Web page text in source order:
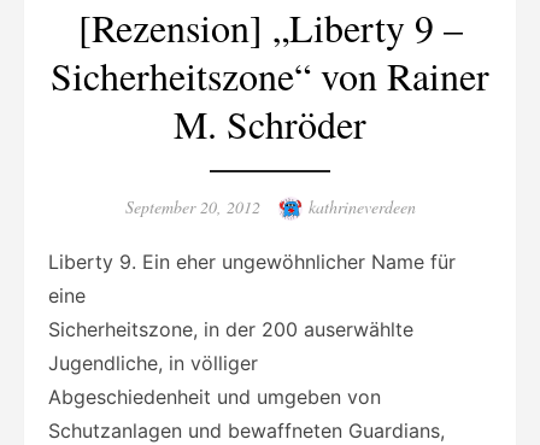
[Rezension] „Liberty 9 –
Sicherheitszone“ von Rainer
M. Schröder
Posted
September 20, 2012 Author
kathrineverdeen
Liberty 9. Ein eher ungewöhnlicher Name für
eine
Sicherheitszone, in der 200 auserwählte
Jugendliche, in völliger
Abgeschiedenheit und umgeben von
Schutzanlagen und bewaffneten Guardians,